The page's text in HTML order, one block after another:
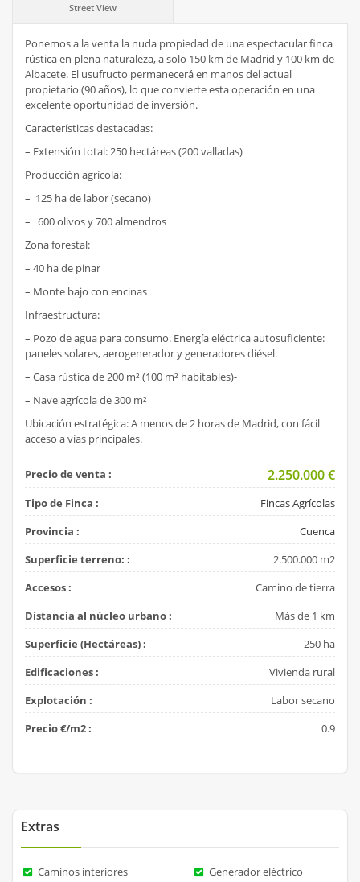
Street View
Ponemos a la venta la nuda propiedad de una espectacular finca
rústica en plena naturaleza, a solo 150 km de Madrid y 100 km de
Albacete. El usufructo permanecerá en manos del actual
propietario (90 años), lo que convierte esta operación en una
excelente oportunidad de inversión.
Características destacadas:
– Extensión total: 250 hectáreas (200 valladas)
Producción agrícola:
– 125 ha de labor (secano)
– 600 olivos y 700 almendros
Zona forestal:
– 40 ha de pinar
– Monte bajo con encinas
Infraestructura:
– Pozo de agua para consumo. Energía eléctrica autosuficiente:
paneles solares, aerogenerador y generadores diésel.
– Casa rústica de 200 m² (100 m² habitables)-
– Nave agrícola de 300 m²
Ubicación estratégica: A menos de 2 horas de Madrid, con fácil
acceso a vías principales.
Precio de venta : 2.250.000€
Tipo de Finca :
Fincas Agrícolas
Provincia :
Cuenca
Superficie terreno: :
2.500.000 m2
Accesos :
Camino de tierra
Distancia al núcleo urbano :
Más de 1 km
Superficie (Hectáreas) :
250 ha
Edificaciones :
Vivienda rural
Explotación :
Labor secano
Precio €/m2 :
0.9
Extras
Caminos interiores Generador eléctrico